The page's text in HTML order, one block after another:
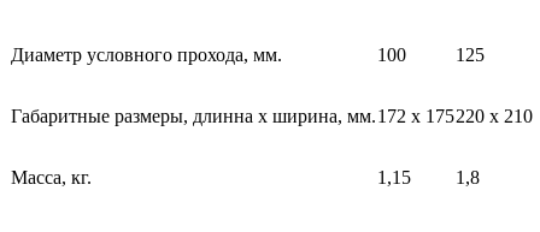
Диаметр условного прохода, мм. 100 125
Габаритные размеры, длинна х ширина, мм.172 х 175220 х 210
Масса, кг. 1,15 1,8